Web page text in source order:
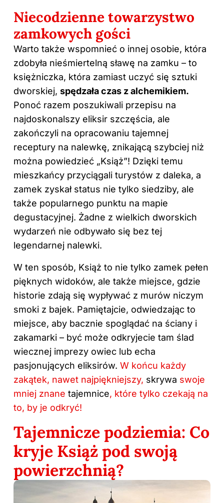
Niecodzienne towarzystwo
zamkowych gości
Warto także wspomnieć o innej osobie, która
zdobyła nieśmiertelną sławę na zamku – to
księżniczka, która zamiast uczyć się sztuki
dworskiej, spędzała czas z alchemikiem.
Ponoć razem poszukiwali przepisu na
najdoskonalszy eliksir szczęścia, ale
zakończyli na opracowaniu tajemnej
receptury na nalewkę, znikającą szybciej niż
można powiedzieć „Książ”! Dzięki temu
mieszkańcy przyciągali turystów z daleka, a
zamek zyskał status nie tylko siedziby, ale
także popularnego punktu na mapie
degustacyjnej. Żadne z wielkich dworskich
wydarzeń nie odbywało się bez tej
legendarnej nalewki.
W ten sposób, Książ to nie tylko zamek pełen
pięknych widoków, ale także miejsce, gdzie
historie zdają się wypływać z murów niczym
smoki z bajek. Pamiętajcie, odwiedzając to
miejsce, aby bacznie spoglądać na ściany i
zakamarki – być może odkryjecie tam ślad
wiecznej imprezy owiec lub echa
pasjonujących eliksirów. W końcu każdy
zakątek, nawet najpiękniejszy, skrywa swoje
mniej znane tajemnice, które tylko czekają na
to, by je odkryć!
Tajemnicze podziemia: Co
kryje Książ pod swoją
powierzchnią?